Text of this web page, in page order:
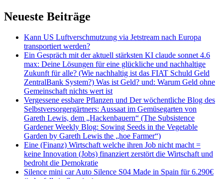
Neueste Beiträge
Kann US Luftverschmutzung via Jetstream nach Europa
transportiert werden?
Ein Gespräch mit der aktuell stärksten KI claude sonnet 4.6
max: Deine Lösungen für eine glückliche und nachhaltige
Zukunft für alle? (Wie nachhaltig ist das FIAT Schuld Geld
ZentralBank System?) Was ist Geld? und: Warum Geld ohne
Gemeinschaft nichts wert ist
Vergessene essbare Pflanzen und Der wöchentliche Blog des
Selbstversorgergärtners: Aussaat im Gemüsegarten von
Gareth Lewis, dem „Hackenbauern“ (The Subsistence
Gardener Weekly Blog: Sowing Seeds in the Vegetable
Garden by Gareth Lewis the „hoe Farmer“)
Eine (Finanz) Wirtschaft welche ihren Job nicht macht =
keine Innovation (Jobs) finanziert zerstört die Wirtschaft und
bedroht die Demokratie
Silence mini car Auto Silence S04 Made in Spain für 6.290€